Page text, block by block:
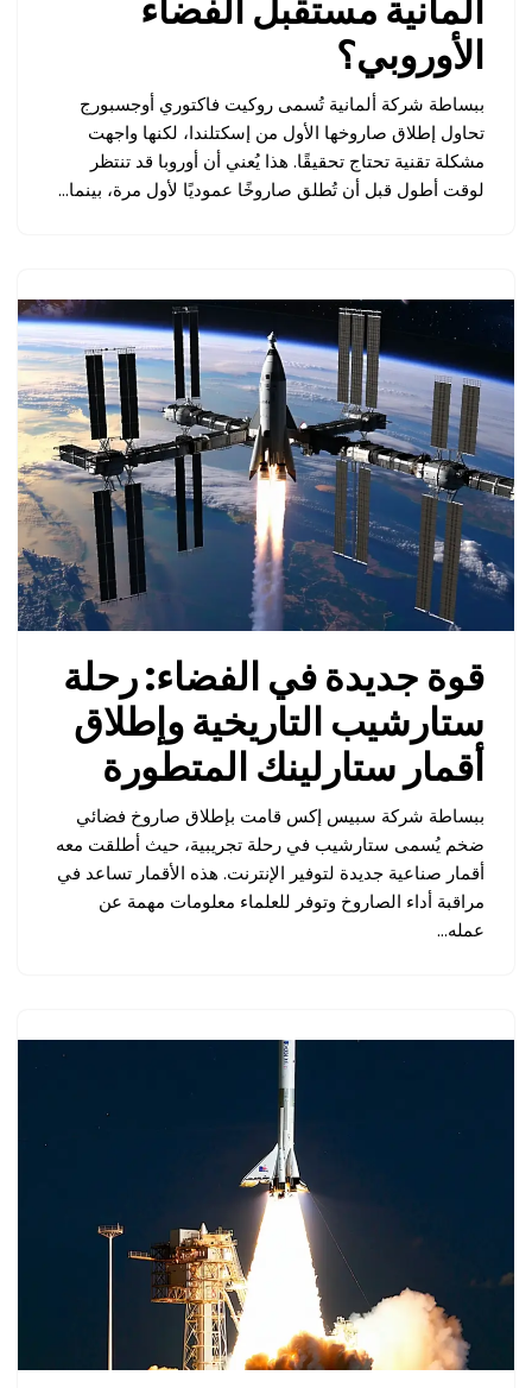
الأوروبي؟
ببساطة شركة ألمانية تُسمى روكيت فاكتوري أوجسبورج
تحاول إطلاق صاروخها الأول من إسكتلندا، لكنها واجهت
مشكلة تقنية تحتاج تحقيقًا. هذا يُعني أن أوروبا قد تنتظر
لوقت أطول قبل أن تُطلق صاروخًا عموديًا لأول مرة، بينما…
قوة جديدة في الفضاء: رحلة
ستارشيب التاريخية وإطلاق
أقمار ستارلينك المتطورة
ببساطة شركة سبيس إكس قامت بإطلاق صاروخ فضائي
ضخم يُسمى ستارشيب في رحلة تجريبية، حيث أطلقت معه
أقمار صناعية جديدة لتوفير الإنترنت. هذه الأقمار تساعد في
مراقبة أداء الصاروخ وتوفر للعلماء معلومات مهمة عن
عمله…